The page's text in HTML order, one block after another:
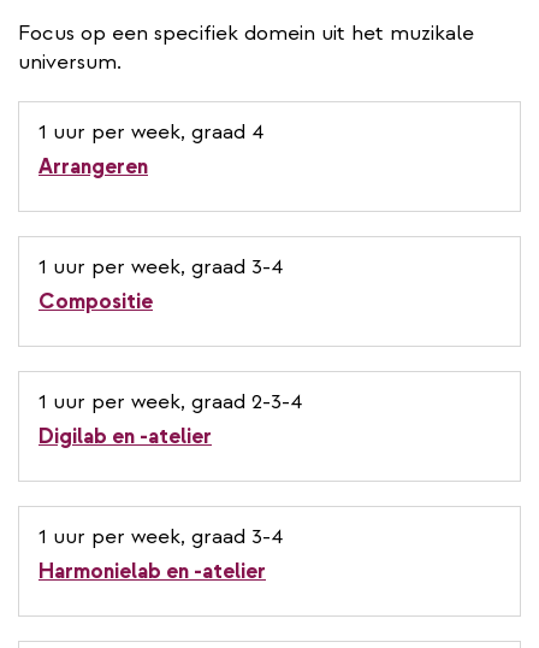
Focus op een specifiek domein uit het muzikale
universum.
1 uur per week, graad 4
Arrangeren
1 uur per week, graad 3-4
Compositie
1 uur per week, graad 2-3-4
Digilab en -atelier
1 uur per week, graad 3-4
Harmonielab en -atelier